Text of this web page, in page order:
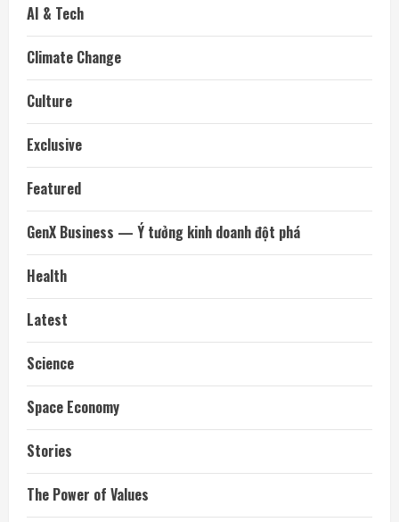
AI & Tech
Climate Change
Culture
Exclusive
Featured
GenX Business — Ý tưởng kinh doanh đột phá
Health
Latest
Science
Space Economy
Stories
The Power of Values